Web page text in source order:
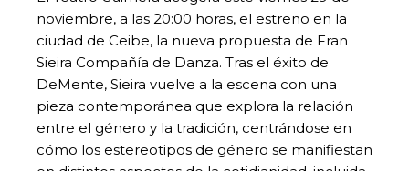
noviembre, a las 20:00 horas, el estreno en la
ciudad de Ceibe, la nueva propuesta de Fran
Sieira Compañía de Danza. Tras el éxito de
DeMente, Sieira vuelve a la escena con una
pieza contemporánea que explora la relación
entre el género y la tradición, centrándose en
cómo los estereotipos de género se manifiestan